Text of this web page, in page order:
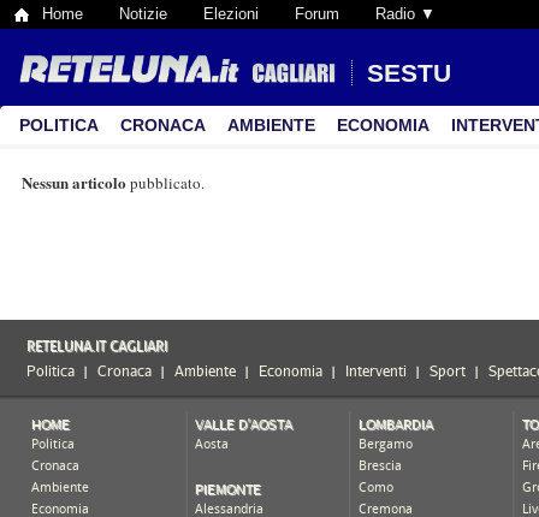
Home Notizie Elezioni Forum Radio ▼
SESTU
POLITICA CRONACA AMBIENTE ECONOMIA
Nessun articolo pubblicato.